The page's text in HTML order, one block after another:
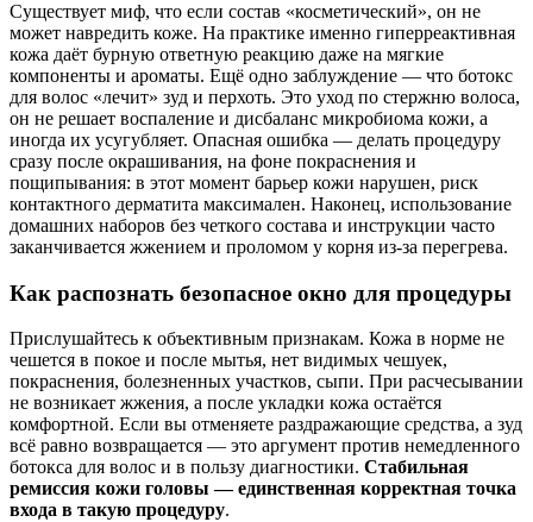
Существует миф, что если состав «косметический», он не
может навредить коже. На практике именно гиперреактивная
кожа даёт бурную ответную реакцию даже на мягкие
компоненты и ароматы. Ещё одно заблуждение — что ботокс
для волос «лечит» зуд и перхоть. Это уход по стержню волоса,
он не решает воспаление и дисбаланс микробиома кожи, а
иногда их усугубляет. Опасная ошибка — делать процедуру
сразу после окрашивания, на фоне покраснения и
пощипывания: в этот момент барьер кожи нарушен, риск
контактного дерматита максимален. Наконец, использование
домашних наборов без четкого состава и инструкции часто
заканчивается жжением и проломом у корня из‑за перегрева.
Как распознать безопасное окно для процедуры
Прислушайтесь к объективным признакам. Кожа в норме не
чешется в покое и после мытья, нет видимых чешуек,
покраснения, болезненных участков, сыпи. При расчесывании
не возникает жжения, а после укладки кожа остаётся
комфортной. Если вы отменяете раздражающие средства, а зуд
всё равно возвращается — это аргумент против немедленного
ботокса для волос и в пользу диагностики. Стабильная
ремиссия кожи головы — единственная корректная точка
входа в такую процедуру.